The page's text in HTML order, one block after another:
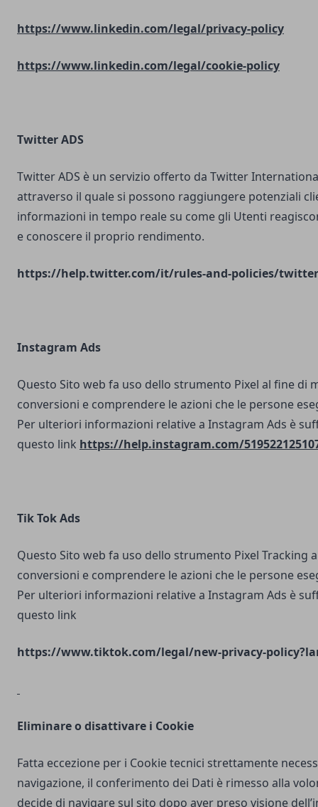
https://www.linkedin.com/legal/privacy-policy
https://www.linkedin.com/legal/cookie-policy
Twitter ADS
Twitter ADS è un servizio offerto da Twitter
attraverso il quale si possono raggiungere potenziali
informazioni in tempo reale su come gli Utenti
e conoscere il proprio rendimento.
https://help.twitter.com/it/rules-and-policies/
Instagram Ads
Questo Sito web fa uso dello strumento Pixel al fine di
conversioni e comprendere le azioni che le persone
Per ulteriori informazioni relative a Instagram Ads è
questo link https://help.instagram.com/
Tik Tok Ads
Questo Sito web fa uso dello strumento Pixel Tracking
conversioni e comprendere le azioni che le persone
Per ulteriori informazioni relative a Instagram Ads è
questo link
https://www.tiktok.com/legal/new-privacy-
Eliminare o disattivare i Cookie
Fatta eccezione per i Cookie tecnici strettamente
navigazione, il conferimento dei Dati è rimesso alla
decide di navigare sul sito dopo aver preso visione